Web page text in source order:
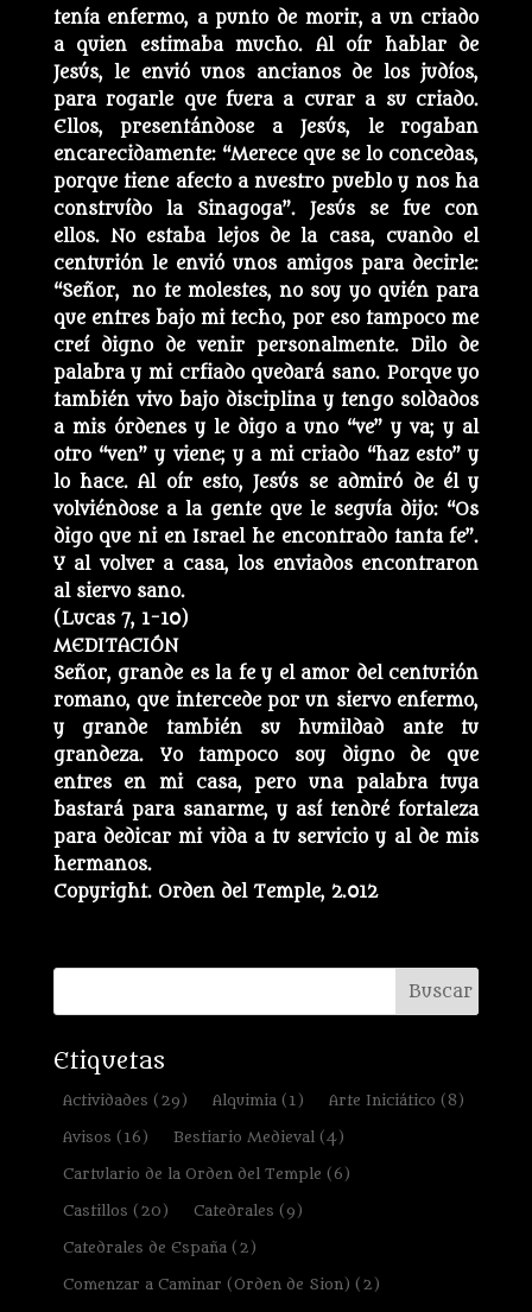
tenía enfermo, a punto de morir, a un criado
a quien estimaba mucho. Al oír hablar de
Jesús, le envió unos ancianos de los judíos,
para rogarle que fuera a curar a su criado.
Ellos, presentándose a Jesús, le rogaban
encarecidamente: “Merece que se lo concedas,
porque tiene afecto a nuestro pueblo y nos ha
construído la Sinagoga”. Jesús se fue con
ellos. No estaba lejos de la casa, cuando el
centurión le envió unos amigos para decirle:
“Señor, no te molestes, no soy yo quién para
que entres bajo mi techo, por eso tampoco me
creí digno de venir personalmente. Dilo de
palabra y mi crfiado quedará sano. Porque yo
también vivo bajo disciplina y tengo soldados
a mis órdenes y le digo a uno “ve” y va; y al
otro “ven” y viene; y a mi criado “haz esto” y
lo hace. Al oír esto, Jesús se admiró de él y
volviéndose a la gente que le seguía dijo: “Os
digo que ni en Israel he encontrado tanta fe”.
Y al volver a casa, los enviados encontraron
al siervo sano.
(Lucas 7, 1-10)
MEDITACIÓN
Señor, grande es la fe y el amor del centurión
romano, que intercede por un siervo enfermo,
y grande también su humildad ante tu
grandeza. Yo tampoco soy digno de que
entres en mi casa, pero una palabra tuya
bastará para sanarme, y así tendré fortaleza
para dedicar mi vida a tu servicio y al de mis
hermanos.
Copyright. Orden del Temple, 2.012
Etiquetas
Actividades (29) Alquimia(1) Arte Iniciático (8)
Avisos (16) Bestiario Medieval(4)
Cartulario de la Orden del Temple (6)
Castillos (20) Catedrales (9)
Catedrales de España(2)
Comenzar a Caminar (Orden de Sion) (2)